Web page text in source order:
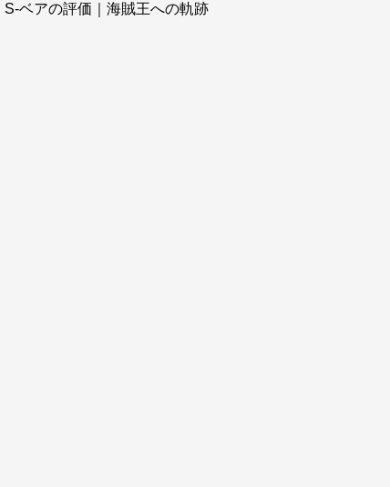
S-ベアの評価｜海賊王への軌跡